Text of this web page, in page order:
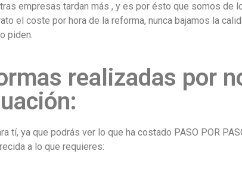
empresas tardan más , y es por ésto que somos de
el coste por hora de la reforma, nunca bajamos la
piden.
realizadas por
ya que podrás ver lo que ha costado PASO POR
a lo que requieres: